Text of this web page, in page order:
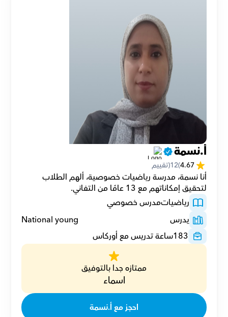
أ.نسمة
4.67
(
12(تقييم
لتحقيق إمكاناتهم مع 13 عامًا من التفاني.
رياضياتمدرس خصوصي
يدرس
National young
183ساعة تدريس مع أوركاس
ممتازه جدا بالتوفيق
اسماء
احجز مع أ.نسمة